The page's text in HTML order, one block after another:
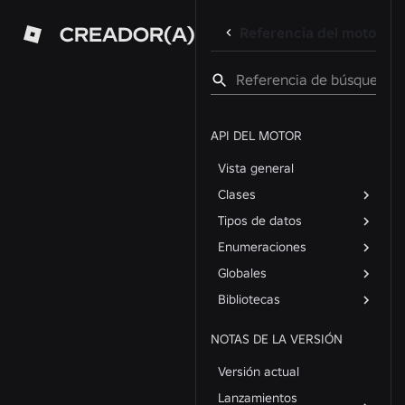
CREADOR(A)
API DEL MOTOR
Vista general
Clases
Tipos de datos
Enumeraciones
Globales
Bibliotecas
NOTAS DE LA VERSIÓN
Versión actual
Lanzamientos